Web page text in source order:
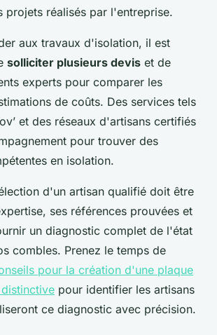
projets réalisés par l'entreprise.
aux travaux d'isolation, il est
solliciter plusieurs devis et de
experts pour comparer les
de coûts. Des services tels
et des réseaux d'artisans certifiés
pour trouver des
en isolation.
d'un artisan qualifié doit être
ses références prouvées et
un diagnostic complet de l'état
combles. Prenez le temps de
pour la création d'une plaque
pour identifier les artisans
ce diagnostic avec précision.